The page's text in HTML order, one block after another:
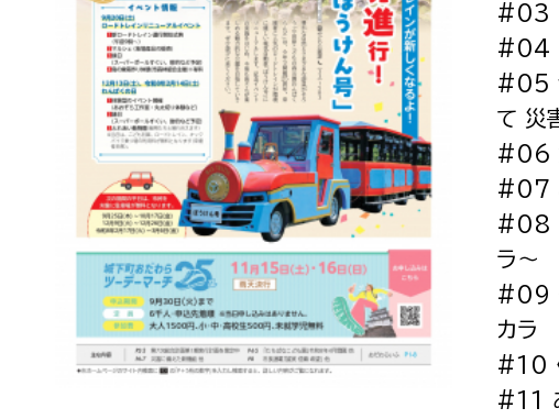
消防
病院
市議会
保育課
農政課
水産海浜課
会計管理者
出納室
市立総合医療
患者サポートセ
病院管理局：
病院管理局：施
病院管理局：
#03
#04 9
#05
て 災
#06
#07
#08
ラ〜
#09
カラ
#10
#11